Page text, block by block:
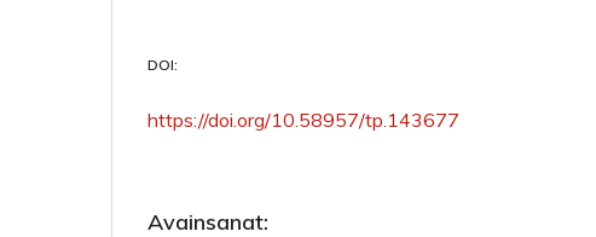
DOI:
https://doi.org/10.58957/tp.143677
Avainsanat: